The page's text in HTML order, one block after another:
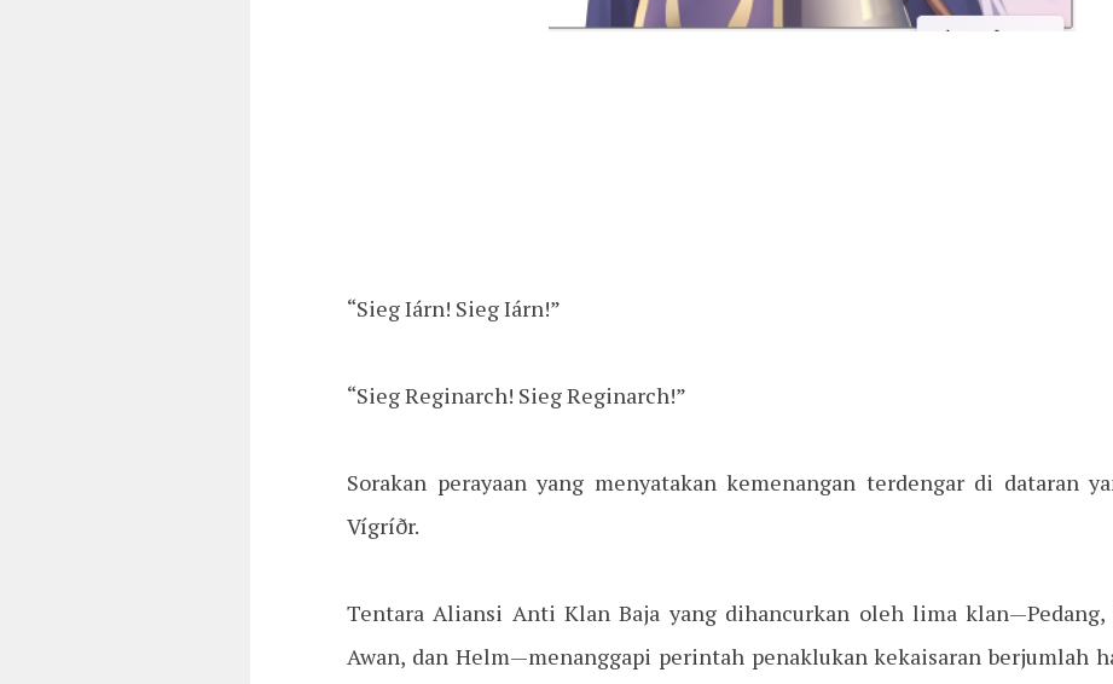
“Sieg Iárn! Sieg Iárn!”
“Sieg Reginarch! Sieg Reginarch!”
Sorakan perayaan yang menyatakan kemenangan terdengar di dataran
Vígríðr.
Tentara Aliansi Anti Klan Baja yang dihancurkan oleh lima klan—Pedang,
Awan, dan Helm—menanggapi perintah penaklukan kekaisaran berjumlah